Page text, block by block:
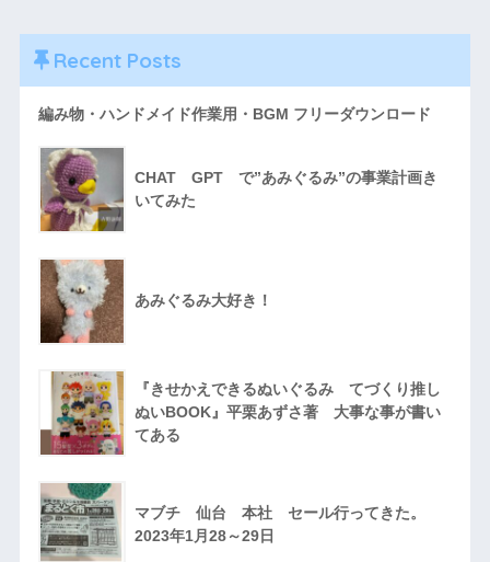
Recent Posts
編み物・ハンドメイド作業用・BGM フリーダウンロード
CHAT GPT で”あみぐるみ”の事業計画き
いてみた
あみぐるみ大好き！
『きせかえできるぬいぐるみ てづくり推し
ぬいBOOK』平栗あずさ著 大事な事が書い
てある
マブチ 仙台 本社 セール行ってきた。
2023年1月28～29日